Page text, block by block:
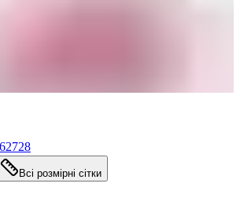
2728
Всі розмірні сітки